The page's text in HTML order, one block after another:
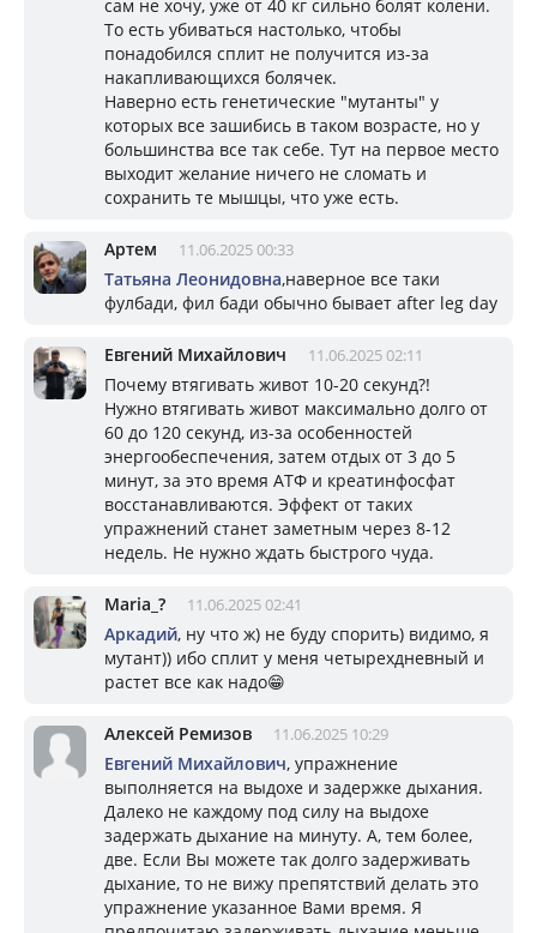
сам не хочу, уже от 40 кг сильно болят колени.
То есть убиваться настолько, чтобы
понадобился сплит не получится из-за
накапливающихся болячек.
Наверно есть генетические "мутанты" у
которых все зашибись в таком возрасте, но у
большинства все так себе. Тут на первое место
выходит желание ничего не сломать и
сохранить те мышцы, что уже есть.
Артем 11.06.2025 00:33
Татьяна Леонидовна,наверное все таки
фулбади, фил бади обычно бывает after leg day
Евгений Михайлович 11.06.2025 02:11
Почему втягивать живот 10-20 секунд?!
Нужно втягивать живот максимально долго от
60 до 120 секунд, из-за особенностей
энергообеспечения, затем отдых от 3 до 5
минут, за это время АТФ и креатинфосфат
восстанавливаются. Эффект от таких
упражнений станет заметным через 8-12
недель. Не нужно ждать быстрого чуда.
Mariа_? 11.06.2025 02:41
Аркадий, ну что ж) не буду спорить) видимо, я
мутант)) ибо сплит у меня четырехдневный и
растет все как надо😁
Алексей Ремизов 11.06.2025 10:29
Евгений Михайлович, упражнение
выполняется на выдохе и задержке дыхания.
Далеко не каждому под силу на выдохе
задержать дыхание на минуту. А, тем более,
две. Если Вы можете так долго задерживать
дыхание, то не вижу препятствий делать это
упражнение указанное Вами время. Я